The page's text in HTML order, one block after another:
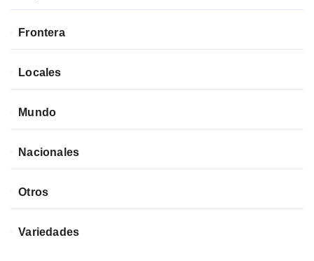
Frontera
Locales
Mundo
Nacionales
Otros
Variedades